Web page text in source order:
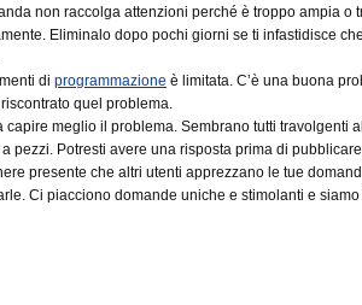
non raccolga attenzioni perché è troppo ampia o
Eliminalo dopo pochi giorni se ti infastidisce
di programmazione è limitata. C’è una buona
quel problema.
meglio il problema. Sembrano tutti travolgenti
pezzi. Potresti avere una risposta prima di
presente che altri utenti apprezzano le tue
Ci piacciono domande uniche e stimolanti e